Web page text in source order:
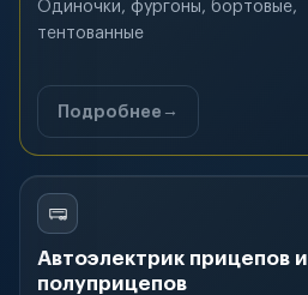
Одиночки, фургоны, бортовые,
тентованные
Подробнее
Автоэлектрик прицепов и
полуприцепов